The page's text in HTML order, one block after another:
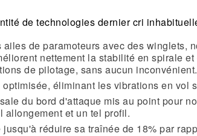
de technologies dernier cri
de paramoteurs avec des
nettement la stabilité en spirale
de pilotage, sans aucun inconvénient.
éliminant les vibrations en vol
du bord d'attaque mis au point pour
allongement et un tel profil.
réduire sa traînée de 18% par